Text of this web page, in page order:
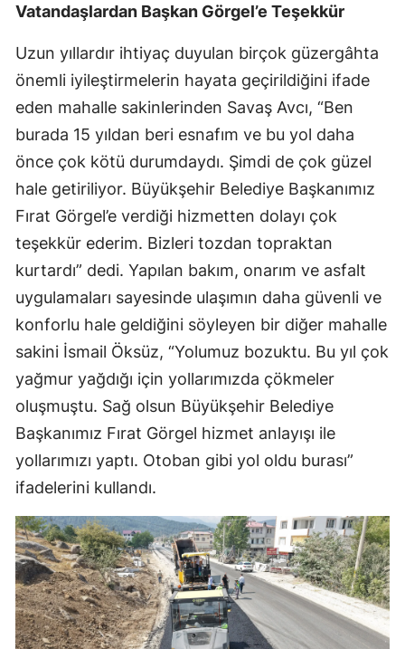
Vatandaşlardan Başkan Görgel’e Teşekkür
Uzun yıllardır ihtiyaç duyulan birçok güzergâhta
önemli iyileştirmelerin hayata geçirildiğini ifade
eden mahalle sakinlerinden Savaş Avcı, “Ben
burada 15 yıldan beri esnafım ve bu yol daha
önce çok kötü durumdaydı. Şimdi de çok güzel
hale getiriliyor. Büyükşehir Belediye Başkanımız
Fırat Görgel’e verdiği hizmetten dolayı çok
teşekkür ederim. Bizleri tozdan topraktan
kurtardı” dedi. Yapılan bakım, onarım ve asfalt
uygulamaları sayesinde ulaşımın daha güvenli ve
konforlu hale geldiğini söyleyen bir diğer mahalle
sakini İsmail Öksüz, “Yolumuz bozuktu. Bu yıl çok
yağmur yağdığı için yollarımızda çökmeler
oluşmuştu. Sağ olsun Büyükşehir Belediye
Başkanımız Fırat Görgel hizmet anlayışı ile
yollarımızı yaptı. Otoban gibi yol oldu burası”
ifadelerini kullandı.